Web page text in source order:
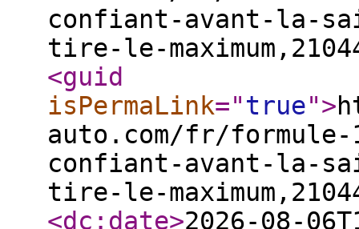
confiant-avant-la-
tire-le-
<guid
isPermaLink="true">
auto.com/fr/
confiant-avant-la-
tire-le-
<dc:date>2026-08-